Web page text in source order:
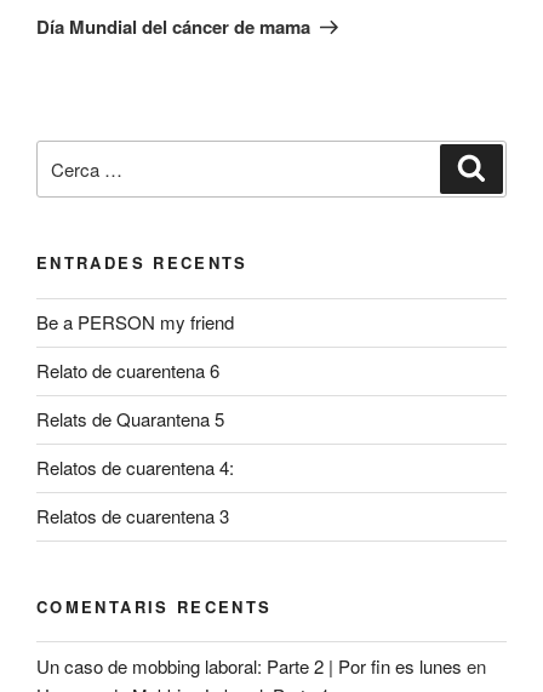
següent
Día Mundial del cáncer de mama
ENTRADES RECENTS
Be a PERSON my friend
Relato de cuarentena 6
Relats de Quarantena 5
Relatos de cuarentena 4:
Relatos de cuarentena 3
COMENTARIS RECENTS
Un caso de mobbing laboral: Parte 2 | Por fin es lunes en